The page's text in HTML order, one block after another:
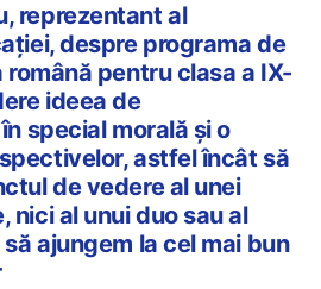
reprezentant al
despre programa de
pentru clasa a IX-
ideea de
special morală și o
astfel încât să
de vedere al unei
nici al unui duo sau al
să ajungem la cel mai bun